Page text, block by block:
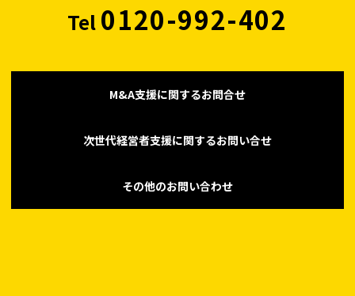
Tel0120-992-402
M&A支援に関するお問合せ
次世代経営者支援に関するお問い合せ
その他のお問い合わせ